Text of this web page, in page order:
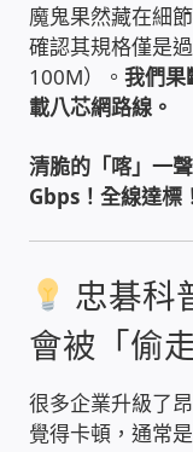
飛碟 不斷電
遠距教學、在
USB隨插
電腦 工具 軟
網路規劃架設
魔鬼果然藏在細
確認其規格僅是
100M）。我們果
載八芯網路線。
清脆的「喀」一
Gbps！全線達標
忠碁科
會被「偷
很多企業升級了
覺得卡頓，通常